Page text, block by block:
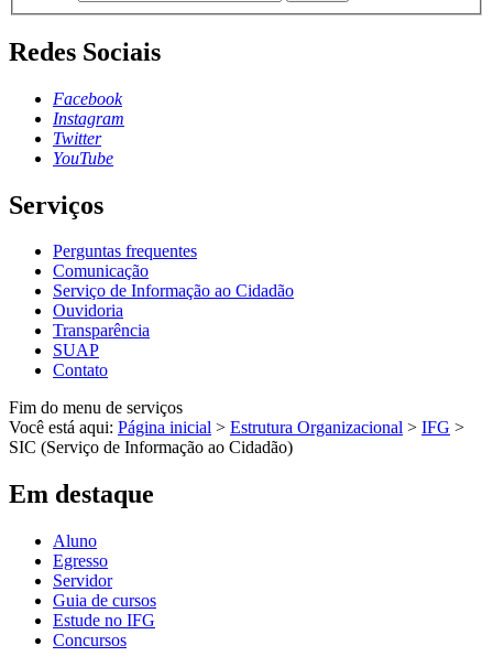
Redes Sociais
Facebook
Instagram
Twitter
YouTube
Serviços
Perguntas frequentes
Comunicação
Serviço de Informação ao Cidadão
Ouvidoria
Transparência
SUAP
Contato
Fim do menu de serviços
Você está aqui: Página inicial > Estrutura Organizacional > IFG >
SIC (Serviço de Informação ao Cidadão)
Em destaque
Aluno
Egresso
Servidor
Guia de cursos
Estude no IFG
Concursos